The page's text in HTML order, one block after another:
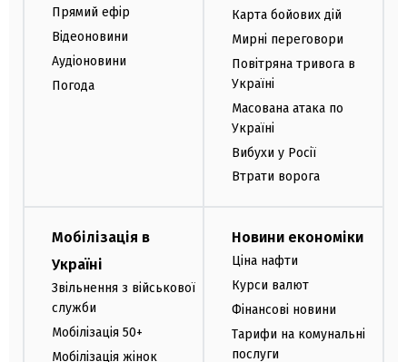
Прямий ефір
Відеоновини
Аудіоновини
Погода
Карта бойових дій
Мирні переговори
Повітряна тривога в
Україні
Масована атака по
Україні
Вибухи у Росії
Втрати ворога
Мобілізація в
Україні
Звільнення з військової
служби
Мобілізація 50+
Мобілізація жінок
Новини економіки
Ціна нафти
Курси валют
Фінансові новини
Тарифи на комунальні
послуги